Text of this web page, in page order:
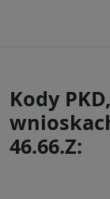
Kody
46.66.Z: